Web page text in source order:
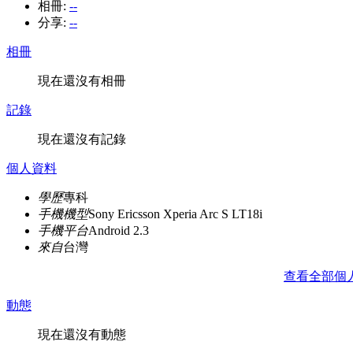
相冊: --
分享: --
相冊
現在還沒有相冊
記錄
現在還沒有記錄
個人資料
學歷專科
手機機型Sony Ericsson Xperia Arc S LT18i
手機平台Android 2.3
來自台灣
查看全部個
動態
現在還沒有動態